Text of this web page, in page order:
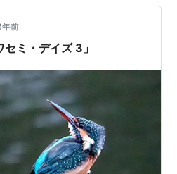
年前
ミ・デイズ 3」